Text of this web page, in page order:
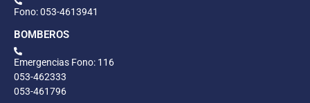
Fono: 053-4613941
BOMBEROS
Emergencias Fono: 116
053-462333
053-461796